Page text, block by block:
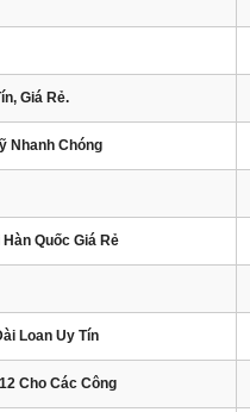
Giá Rẻ.
Nhanh Chóng
Quốc Giá Rẻ
Loan Uy Tín
Cho Các Công